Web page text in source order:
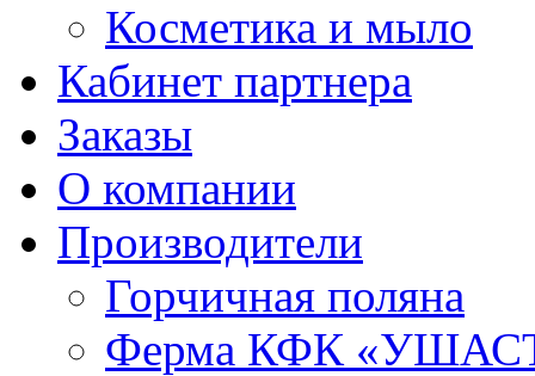
Косметика и мыло
Кабинет партнера
Заказы
О компании
Производители
Горчичная поляна
Ферма КФК